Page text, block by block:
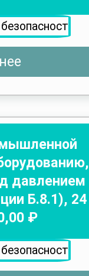
давлением
Б.8.1), 24
,00 ₽